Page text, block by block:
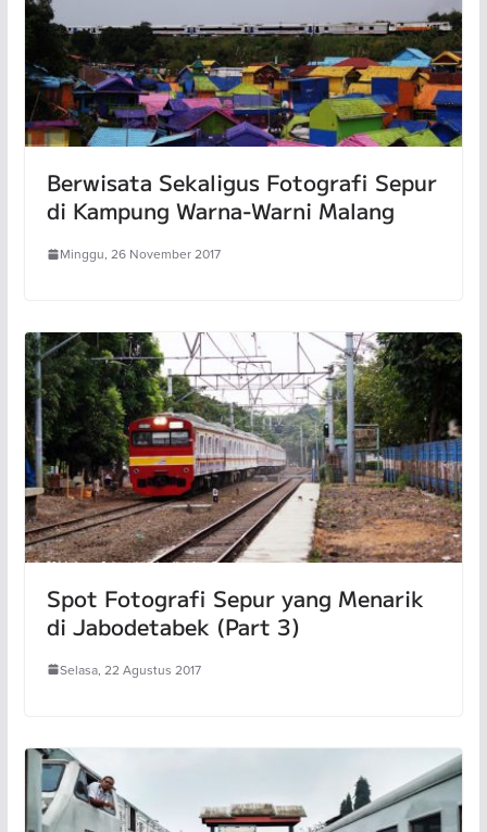
Berwisata Sekaligus Fotografi Sepur
di Kampung Warna-Warni Malang
Minggu, 26 November 2017
Spot Fotografi Sepur yang Menarik
di Jabodetabek (Part 3)
Selasa, 22 Agustus 2017